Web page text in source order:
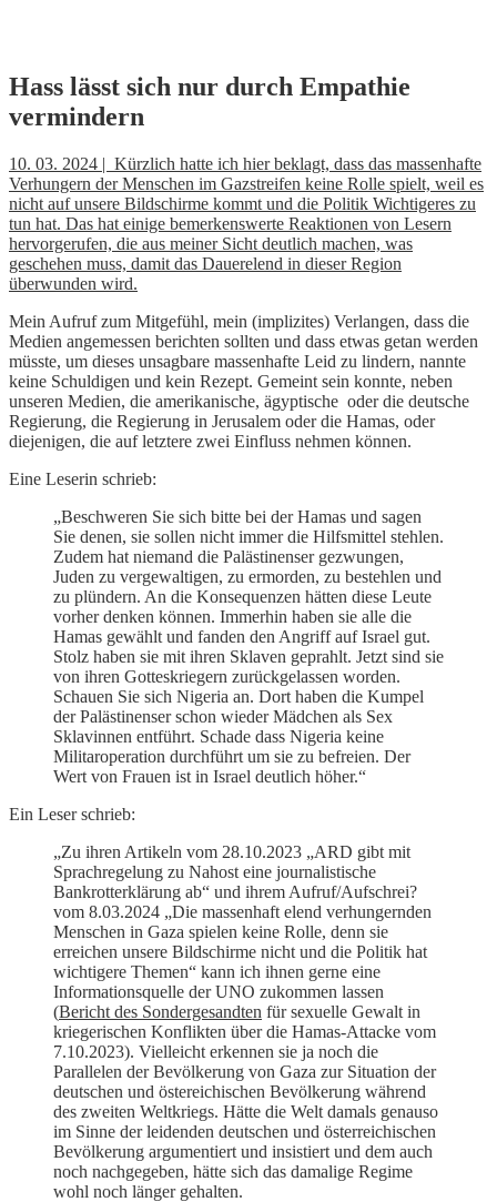
Skip
to
content
Hass lässt sich nur durch Empathie
vermindern
10. 03. 2024 | Kürzlich hatte ich hier beklagt, dass das massenhafte
Verhungern der Menschen im Gazstreifen keine Rolle spielt, weil es
nicht auf unsere Bildschirme kommt und die Politik Wichtigeres zu
tun hat. Das hat einige bemerkenswerte Reaktionen von Lesern
hervorgerufen, die aus meiner Sicht deutlich machen, was
geschehen muss, damit das Dauerelend in dieser Region
überwunden wird.
Mein Aufruf zum Mitgefühl, mein (implizites) Verlangen, dass die
Medien angemessen berichten sollten und dass etwas getan werden
müsste, um dieses unsagbare massenhafte Leid zu lindern, nannte
keine Schuldigen und kein Rezept. Gemeint sein konnte, neben
unseren Medien, die amerikanische, ägyptische oder die deutsche
Regierung, die Regierung in Jerusalem oder die Hamas, oder
diejenigen, die auf letztere zwei Einfluss nehmen können.
Eine Leserin schrieb:
„Beschweren Sie sich bitte bei der Hamas und sagen
Sie denen, sie sollen nicht immer die Hilfsmittel stehlen.
Zudem hat niemand die Palästinenser gezwungen,
Juden zu vergewaltigen, zu ermorden, zu bestehlen und
zu plündern. An die Konsequenzen hätten diese Leute
vorher denken können. Immerhin haben sie alle die
Hamas gewählt und fanden den Angriff auf Israel gut.
Stolz haben sie mit ihren Sklaven geprahlt. Jetzt sind sie
von ihren Gotteskriegern zurückgelassen worden.
Schauen Sie sich Nigeria an. Dort haben die Kumpel
der Palästinenser schon wieder Mädchen als Sex
Sklavinnen entführt. Schade dass Nigeria keine
Militaroperation durchführt um sie zu befreien. Der
Wert von Frauen ist in Israel deutlich höher.“
Ein Leser schrieb:
„Zu ihren Artikeln vom 28.10.2023 „ARD gibt mit
Sprachregelung zu Nahost eine journalistische
Bankrotterklärung ab“ und ihrem Aufruf/Aufschrei?
vom 8.03.2024 „Die massenhaft elend verhungernden
Menschen in Gaza spielen keine Rolle, denn sie
erreichen unsere Bildschirme nicht und die Politik hat
wichtigere Themen“ kann ich ihnen gerne eine
Informationsquelle der UNO zukommen lassen
(Bericht des Sondergesandten für sexuelle Gewalt in
kriegerischen Konflikten über die Hamas-Attacke vom
7.10.2023). Vielleicht erkennen sie ja noch die
Parallelen der Bevölkerung von Gaza zur Situation der
deutschen und östereichischen Bevölkerung während
des zweiten Weltkriegs. Hätte die Welt damals genauso
im Sinne der leidenden deutschen und österreichischen
Bevölkerung argumentiert und insistiert und dem auch
noch nachgegeben, hätte sich das damalige Regime
wohl noch länger gehalten.